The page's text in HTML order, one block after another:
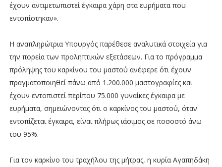
έχουν αντιμετωπιστεί έγκαιρα χάρη στα ευρήματα που
εντοπίστηκαν».
Η αναπληρώτρια Υπουργός παρέθεσε αναλυτικά στοιχεία για
την πορεία των προληπτικών εξετάσεων. Για το πρόγραμμα
πρόληψης του καρκίνου του μαστού ανέφερε ότι έχουν
πραγματοποιηθεί πάνω από 1.200.000 μαστογραφίες και
έχουν εντοπιστεί περίπου 75.000 γυναίκες έγκαιρα με
ευρήματα, σημειώνοντας ότι ο καρκίνος του μαστού, όταν
εντοπίζεται έγκαιρα, είναι πλήρως ιάσιμος σε ποσοστό άνω
του 95%.
Για τον καρκίνο του τραχήλου της μήτρας, η κυρία Αγαπηδάκη